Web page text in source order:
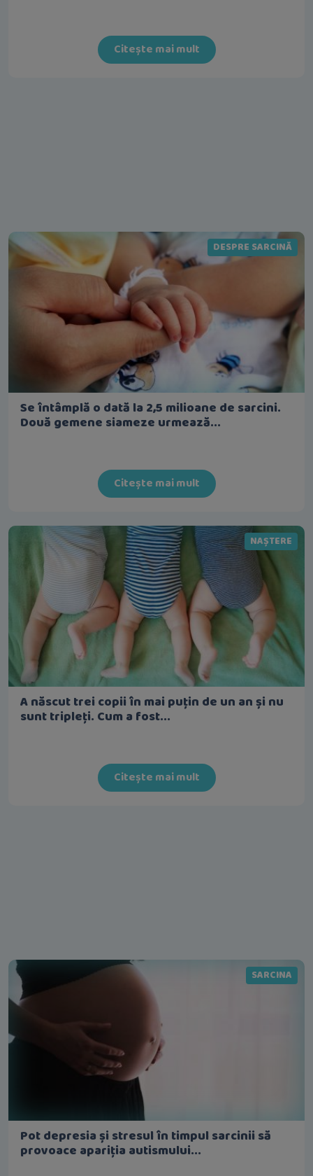
Citește mai mult
DESPRE SARCINĂ
Se întâmplă o dată la 2,5 milioane de sarcini.
Două gemene siameze urmează...
Citește mai mult
NAȘTERE
A născut trei copii în mai puțin de un an și nu
sunt tripleți. Cum a fost...
Citește mai mult
SARCINA
Pot depresia și stresul în timpul sarcinii să
provoace apariția autismului...